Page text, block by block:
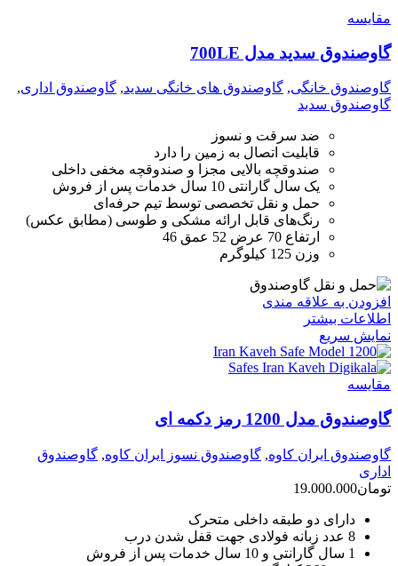
مقايسه
گاوصندوق سدید مدل 700LE
گاوصندوق خانگی, گاوصندوق های خانگی سدید, گاوصندوق اداری,
گاوصندوق سدید
ضد سرقت و نسوز
قابلیت اتصال به زمین را دارد
صندوقچه بالایی مجزا و صندوقچه مخفی داخلی
یک سال گارانتی 10 سال خدمات پس از فروش
حمل و نقل تخصصی توسط تیم حرفه‌ای
رنگ‌های قابل ارائه مشکی و طوسی (مطابق عکس)
ارتفاع 70 عرض 52 عمق 46
وزن 125 کیلوگرم
افزودن به علاقه مندی
اطلاعات بیشتر
نمایش سریع
مقايسه
گاوصندوق مدل 1200 رمز دکمه ای
گاوصندوق ایران کاوه, گاوصندوق نسوز ایران کاوه, گاوصندوق
اداری
تومان19.000.000
دارای دو طبقه داخلی متحرک
8 عدد زبانه فولادی جهت قفل شدن درب
1 سال گارانتی و 10 سال خدمات پس از فروش